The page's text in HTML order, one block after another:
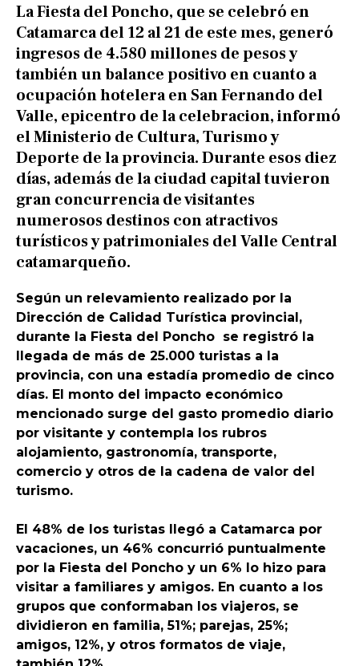
La Fiesta del Poncho, que se celebró en
Catamarca del 12 al 21 de este mes, generó
ingresos de 4.580 millones de pesos y
también un balance positivo en cuanto a
ocupación hotelera en San Fernando del
Valle, epicentro de la celebracion, informó
el Ministerio de Cultura, Turismo y
Deporte de la provincia. Durante esos diez
días, además de la ciudad capital tuvieron
gran concurrencia de visitantes
numerosos destinos con atractivos
turísticos y patrimoniales del Valle Central
catamarqueño.
Según un relevamiento realizado por la
Dirección de Calidad Turística provincial,
durante la Fiesta del Poncho se registró la
llegada de más de 25.000 turistas a la
provincia, con una estadía promedio de cinco
días. El monto del impacto económico
mencionado surge del gasto promedio diario
por visitante y contempla los rubros
alojamiento, gastronomía, transporte,
comercio y otros de la cadena de valor del
turismo.
El 48% de los turistas llegó a Catamarca por
vacaciones, un 46% concurrió puntualmente
por la Fiesta del Poncho y un 6% lo hizo para
visitar a familiares y amigos. En cuanto a los
grupos que conformaban los viajeros, se
dividieron en familia, 51%; parejas, 25%;
amigos, 12%, y otros formatos de viaje,